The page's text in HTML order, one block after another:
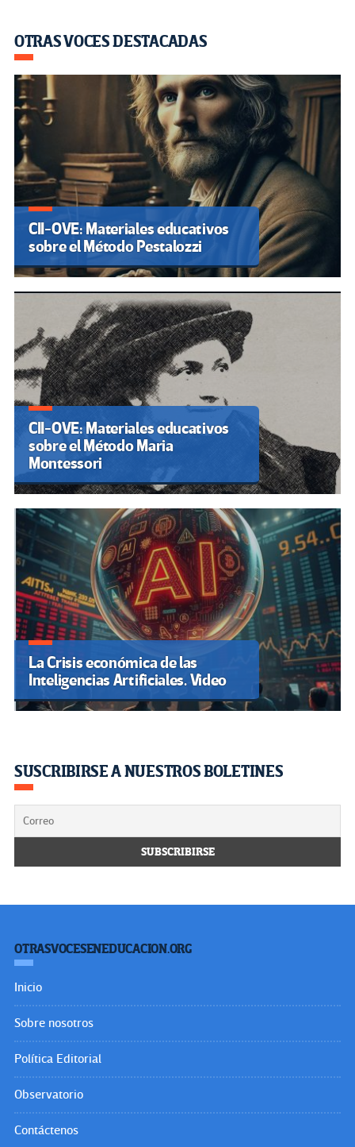
OTRAS VOCES DESTACADAS
CII-OVE: Materiales educativos
sobre el Método Pestalozzi
CII-OVE: Materiales educativos
sobre el Método Maria
Montessori
La Crisis económica de las
Inteligencias Artificiales. Video
SUSCRIBIRSE A NUESTROS BOLETINES
OTRASVOCESENEDUCACION.ORG
Inicio
Sobre nosotros
Política Editorial
Observatorio
Contáctenos